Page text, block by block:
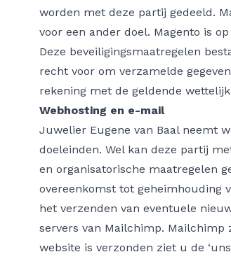
worden met deze partij gedeeld.
voor een ander doel. Magento is
Deze beveiligingsmaatregelen
recht voor om verzamelde
rekening met de geldende
Webhosting en e-mail
Juwelier Eugene van Baal neemt
doeleinden. Wel kan deze partij
en organisatorische maatregelen
overeenkomst tot geheimhouding
het verzenden van eventuele
servers van Mailchimp. Mailchimp
website is verzonden ziet u de